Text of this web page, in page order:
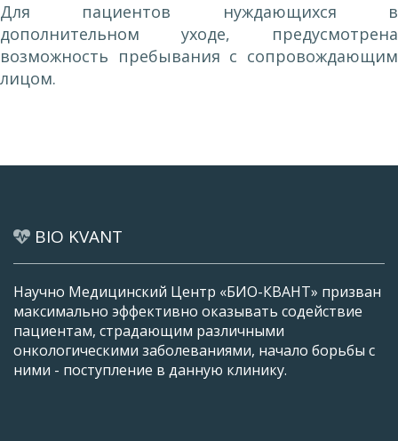
Для пациентов нуждающихся в
дополнительном уходе, предусмотрена
возможность пребывания с сопровождающим
лицом.
BIO KVANT
Научно Медицинский Центр «БИО-КВАНТ» призван
максимально эффективно оказывать содействие
пациентам, страдающим различными
онкологическими заболеваниями, начало борьбы с
ними - поступление в данную клинику.